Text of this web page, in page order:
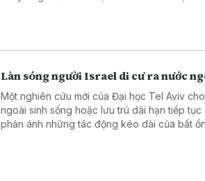
Làn sóng người Israel di cư ra nước
Một nghiên cứu mới của Đại học Tel Aviv
ngoài sinh sống hoặc lưu trú dài hạn tiếp
phản ánh những tác động kéo dài của bất